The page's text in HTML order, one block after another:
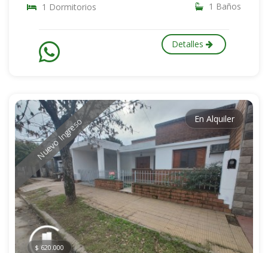
1 Dormitorios 1 Baños
Detalles
Nuevo Ingreso En Alquiler
$ 620.000